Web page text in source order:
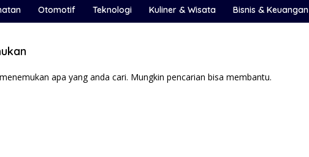
Otomotif Teknologi Kuliner & Wisata Bisnis & Keuangan
apa yang anda cari. Mungkin pencarian bisa membantu.